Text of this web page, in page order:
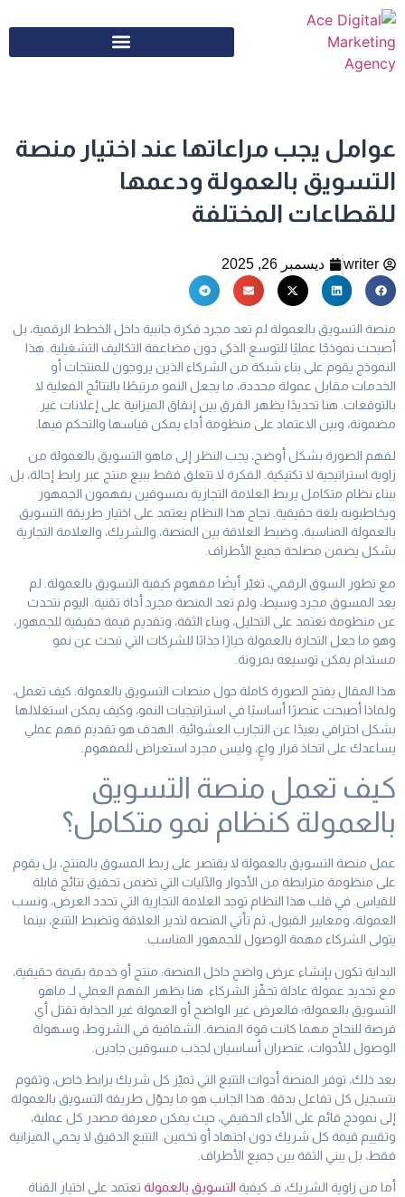
عوامل يجب مراعاتها عند اختيار منصة
التسويق بالعمولة ودعمها
للقطاعات المختلفة
writer ديسمبر 26, 2025
منصة التسويق بالعمولة لم تعد مجرد فكرة جانبية داخل الخطط الرقمية، بل
أصبحت نموذجًا عمليًا للتوسع الذكي دون مضاعفة التكاليف التشغيلية. هذا
النموذج يقوم على بناء شبكة من الشركاء الذين يروجون للمنتجات أو
الخدمات مقابل عمولة محددة، ما يجعل النمو مرتبطًا بالنتائج الفعلية لا
بالتوقعات. هنا تحديدًا يظهر الفرق بين إنفاق الميزانية على إعلانات غير
مضمونة، وبين الاعتماد على منظومة أداء يمكن قياسها والتحكم فيها.
لفهم الصورة بشكل أوضح، يجب النظر إلى ماهو التسويق بالعمولة من
زاوية استراتيجية لا تكتيكية. الفكرة لا تتعلق فقط ببيع منتج عبر رابط إحالة، بل
ببناء نظام متكامل يربط العلامة التجارية بمسوقين يفهمون الجمهور
ويخاطبونه بلغة حقيقية. نجاح هذا النظام يعتمد على اختيار طريقة التسويق
بالعمولة المناسبة، وضبط العلاقة بين المنصة، والشريك، والعلامة التجارية
بشكل يضمن مصلحة جميع الأطراف.
مع تطور السوق الرقمي، تغيّر أيضًا مفهوم كيفية التسويق بالعمولة. لم
يعد المسوق مجرد وسيط، ولم تعد المنصة مجرد أداة تقنية. اليوم نتحدث
عن منظومة تعتمد على التحليل، وبناء الثقة، وتقديم قيمة حقيقية للجمهور،
وهو ما جعل التجارة بالعمولة خيارًا جذابًا للشركات التي تبحث عن نمو
مستدام يمكن توسيعه بمرونة.
هذا المقال يفتح الصورة كاملة حول منصات التسويق بالعمولة: كيف تعمل،
ولماذا أصبحت عنصرًا أساسيًا في استراتيجيات النمو، وكيف يمكن استغلالها
بشكل احترافي بعيدًا عن التجارب العشوائية. الهدف هو تقديم فهم عملي
يساعدك على اتخاذ قرار واعٍ، وليس مجرد استعراض للمفهوم.
كيف تعمل منصة التسويق
بالعمولة كنظام نمو متكامل؟
عمل منصة التسويق بالعمولة لا يقتصر على ربط المسوق بالمنتج، بل يقوم
على منظومة مترابطة من الأدوار والآليات التي تضمن تحقيق نتائج قابلة
للقياس. في قلب هذا النظام توجد العلامة التجارية التي تحدد العرض، ونسب
العمولة، ومعايير القبول، ثم تأتي المنصة لتدير العلاقة وتضبط التتبع، بينما
يتولى الشركاء مهمة الوصول للجمهور المناسب.
البداية تكون بإنشاء عرض واضح داخل المنصة: منتج أو خدمة بقيمة حقيقية،
مع تحديد عمولة عادلة تحفّز الشركاء. هنا يظهر الفهم العملي لـ ماهو
التسويق بالعمولة؛ فالعرض غير الواضح أو العمولة غير الجذابة تقتل أي
فرصة للنجاح مهما كانت قوة المنصة. الشفافية في الشروط، وسهولة
الوصول للأدوات، عنصران أساسيان لجذب مسوقين جادين.
بعد ذلك، توفر المنصة أدوات التتبع التي تميّز كل شريك برابط خاص، وتقوم
بتسجيل كل تفاعل بدقة. هذا الجانب هو ما يحوّل طريقة التسويق بالعمولة
إلى نموذج قائم على الأداء الحقيقي، حيث يمكن معرفة مصدر كل عملية،
وتقييم قيمة كل شريك دون اجتهاد أو تخمين. التتبع الدقيق لا يحمي الميزانية
فقط، بل يبني الثقة بين جميع الأطراف.
أما من زاوية الشريك، فـ كيفية التسويق بالعمولة تعتمد على اختيار القناة